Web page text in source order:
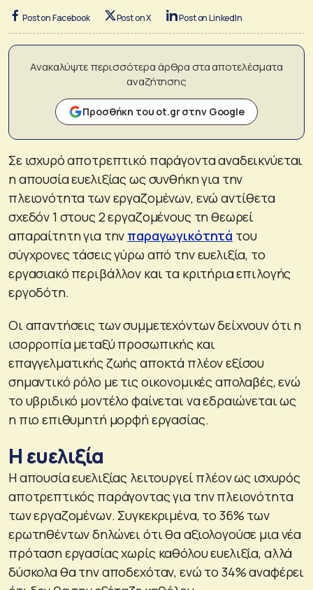
Post on Facebook Post on X Post on LinkedIn
Ανακαλύψτε περισσότερα άρθρα στα αποτελέσματα
αναζήτησης
Προσθήκη του ot.gr στην Google
Σε ισχυρό αποτρεπτικό παράγοντα αναδεικνύεται
η απουσία ευελιξίας ως συνθήκη για την
πλειονότητα των εργαζομένων, ενώ αντίθετα
σχεδόν 1 στους 2 εργαζομένους τη θεωρεί
απαραίτητη για την παραγωγικότητά του
σύγχρονες τάσεις γύρω από την ευελιξία, το
εργασιακό περιβάλλον και τα κριτήρια επιλογής
εργοδότη.
Οι απαντήσεις των συμμετεχόντων δείχνουν ότι η
ισορροπία μεταξύ προσωπικής και
επαγγελματικής ζωής αποκτά πλέον εξίσου
σημαντικό ρόλο με τις οικονομικές απολαβές, ενώ
το υβριδικό μοντέλο φαίνεται να εδραιώνεται ως
η πιο επιθυμητή μορφή εργασίας.
Η ευελιξία
Η απουσία ευελιξίας λειτουργεί πλέον ως ισχυρός
αποτρεπτικός παράγοντας για την πλειονότητα
των εργαζομένων. Συγκεκριμένα, το 36% των
ερωτηθέντων δηλώνει ότι θα αξιολογούσε μια νέα
πρόταση εργασίας χωρίς καθόλου ευελιξία, αλλά
δύσκολα θα την αποδεχόταν, ενώ το 34% αναφέρει